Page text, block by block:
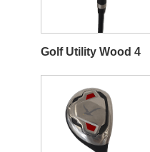
Golf Utility Wood 4